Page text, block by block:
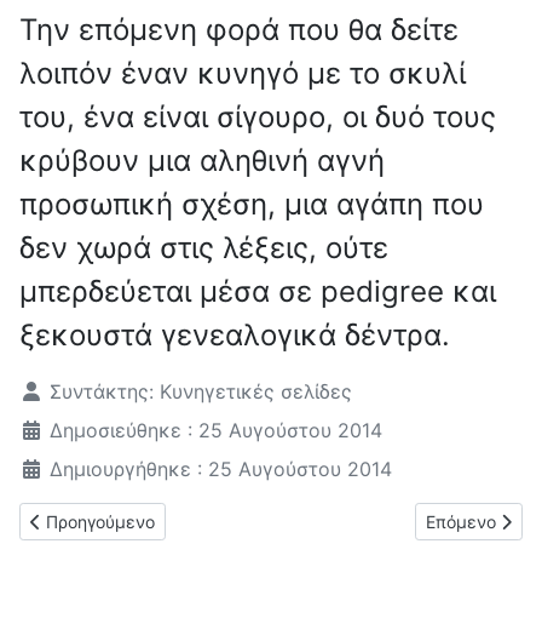
Την επόμενη φορά που θα δείτε
λοιπόν έναν κυνηγό με το σκυλί
του, ένα είναι σίγουρο, οι δυό τους
κρύβουν μια αληθινή αγνή
προσωπική σχέση, μια αγάπη που
δεν χωρά στις λέξεις, ούτε
μπερδεύεται μέσα σε pedigree και
ξεκουστά γενεαλογικά δέντρα.
Λεπτομέρειες
Συντάκτης: Κυνηγετικές σελίδες
Δημοσιεύθηκε : 25 Αυγούστου 2014
Δημιουργήθηκε : 25 Αυγούστου 2014
Προηγούμενο άρθρο: Κοκόνι: ο μικρός πανέξυπνος Έλληνας
Προηγούμενο Επόμενο
Επόμενο